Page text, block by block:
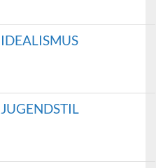
IDEALISMUS
JUGENDSTIL